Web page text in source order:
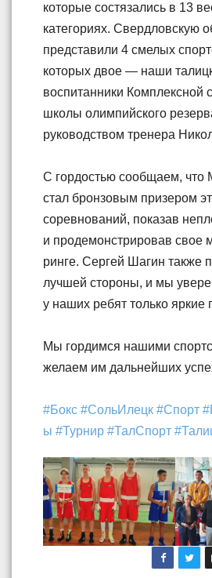
которые состязались в 13
категориях. Свердловскую
представили 4 смелых
которых двое — наши
воспитанники Комплексной
школы олимпийского
руководством тренера
С гордостью сообщаем, что
стал бронзовым призером
соревнований, показав
и продемонстрировав свое
ринге. Сергей Шагин также
лучшей стороны, и мы
у наших ребят только яркие
Мы гордимся нашими
желаем им дальнейших
#Бокс #СольИлецк #Спорт
ы #Турнир #ТалСпорт